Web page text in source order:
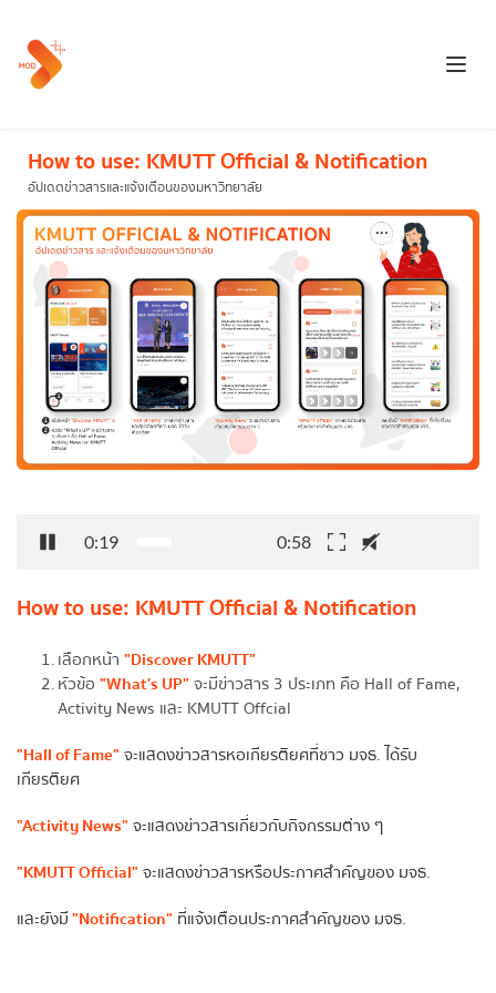
How to use: KMUTT Official & Notification
อัปเดตข่าวสารและแจ้งเตือนของมหาวิทยาลัย
0:19 0:58
How to use: KMUTT Official & Notification
เลือกหน้า "Discover KMUTT"
หัวข้อ "What's UP" จะมีข่าวสาร 3 ประเภท คือ Hall of Fame,
Activity News และ KMUTT Offcial
"Hall of Fame" จะแสดงข่าวสารหอเกียรติยศที่ชาว มจธ. ได้รับ
เกียรติยศ
"Activity News" จะแสดงข่าวสารเกี่ยวกับกิจกรรมต่าง ๆ
"KMUTT Official" จะแสดงข่าวสารหรือประกาศสำคัญของ มจธ.
และยังมี "Notification" ที่แจ้งเตือนประกาศสำคัญของ มจธ.